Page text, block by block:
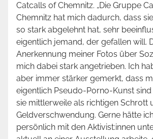
Catcalls of Chemnitz. „Die Gruppe
Chemnitz hat mich dadurch, dass
so stark abgelehnt hat, sehr
eigentlich jemand, der gefallen will.
Anerkennung meiner Fotos über
mich dabei stark angetrieben. Ich
aber immer stärker gemerkt, dass
eigentlich Pseudo-Porno-Kunst
sie mittlerweile als richtigen Schrott
Geldverschwendung. Gerne hätte
persönlich mit den Aktivist:innen